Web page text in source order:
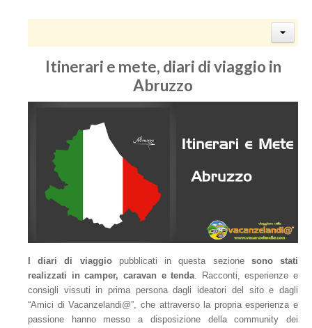
Itinerari e mete, diari di viaggio in
Abruzzo
I diari di viaggiopubblicati in questa sezione sono stati
realizzati in camper, caravan e tenda. Racconti, esperienze e
consigli vissuti in prima persona dagli ideatori del sito e dagli
“Amici di Vacanzelandi@”, che attraverso la propria esperienza e
passione hanno messo a disposizione della community dei